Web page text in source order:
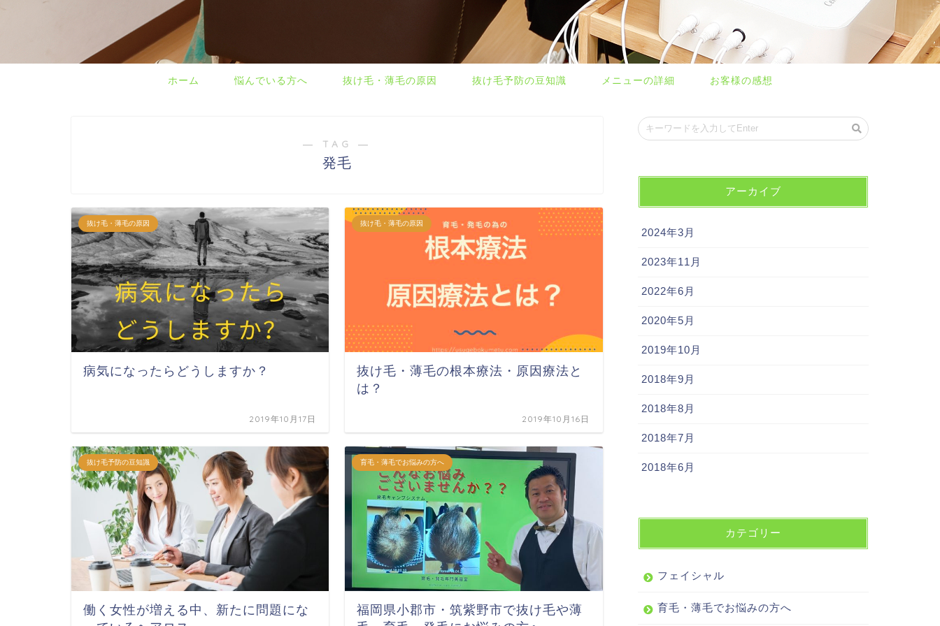
ホーム 悩んでいる方へ 抜け毛・薄毛の原因 抜け毛予防の豆知識 メニューの詳細 お客様の感想
― TAG ―
発毛
抜け毛・薄毛の原因
病気になったらどうしますか？
2019年10月17日
抜け毛・薄毛の原因
抜け毛・薄毛の根本療法・原因療法と
は？
2019年10月16日
抜け毛予防の豆知識
働く女性が増える中、新たに問題にな
育毛・薄毛でお悩みの方へ
福岡県小郡市・筑紫野市で抜け毛や薄
アーカイブ
2024年3月
2023年11月
2022年6月
2020年5月
2019年10月
2018年9月
2018年8月
2018年7月
2018年6月
カテゴリー
フェイシャル
育毛・薄毛でお悩みの方へ